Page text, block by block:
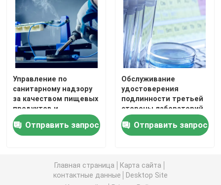
Управление по
санитарному надзору
за качеством пищевых
продуктов и
медикаментов EMC
аттестовало
лаборатории для
подлинности третьей
стороны ложки вилки
Отправить запрос
Обслуживание
удостоверения
подлинности третьей
стороны лабораторий
обслуживаний
испытывая
лабораторий стекла
Управлением по
санитарному надзору
Отправить запрос
Главная страница
Карта сайта
контактные данные
Desktop Site